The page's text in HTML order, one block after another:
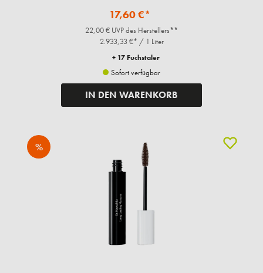
17,60 €*
22,00 € UVP des Herstellers**
2.933,33 €* / 1 Liter
+ 17 Fuchstaler
Sofort verfügbar
IN DEN WARENKORB
%